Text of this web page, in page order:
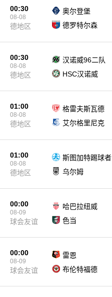
00:30
08-08
德地区
奥尔登堡
德罗特尔森
00:30
08-08
德地区
汉诺威96二队
HSC汉诺威
01:00
08-08
德地区
格雷夫斯瓦德
艾尔格里尼克
01:00
08-08
德地区
斯图加特踢球者
乌尔姆
00:00
08-09
球会友谊
哈巴拉纽威
色当
00:00
08-09
球会友谊
雷恩
布伦特福德